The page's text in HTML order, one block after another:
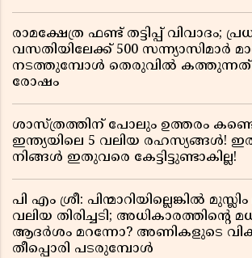
രാമക്ഷേത്ര ഫണ്ട് തട്ടിപ്പ് വിവാദം;
വസതിയിലേക്ക് 500 സന്ന്യാസിമാർ
നടത്തുമ്പോൾ തെരുവിൽ
രോഷം
ശാസ്ത്രത്തിന് പോലും ഉത്തരം
ഇന്ത്യയിലെ 5 വലിയ രഹസ്യങ്ങൾ!
നിങ്ങൾ ഇതുവരെ കേട്ടിട്ടുണ്ടാകില്ല!
പി എം ശ്രീ: പിന്മാറിയില്ലെങ്കിൽ
വലിയ തിരിച്ചടി; അധികാരത്തിന്റെ
ആദർശം മറന്നോ? അണികളുടെ
തീപ്പൊരി പടരുമ്പോൾ